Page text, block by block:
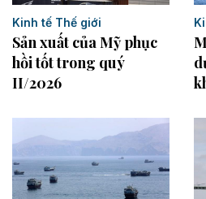
Kinh tế Thế giới
Sản xuất của Mỹ phục
hồi tốt trong quý
II/2026